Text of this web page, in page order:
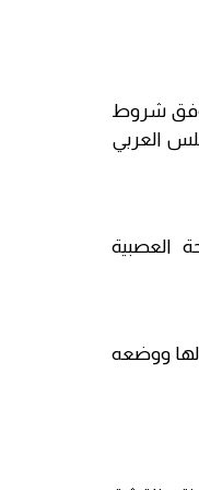
الصحية لكافة المتدربين الذين يحق لهم التقدم للامتحان النهائي المعرفي لاختصاص الجراحة العصبية لدورة أبريل 2026 وفق شروط
العربي
العصبية
لها ووضعه